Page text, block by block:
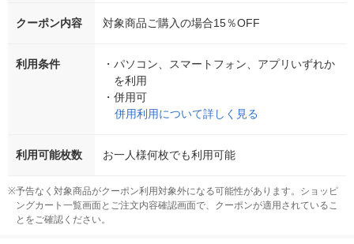
クーポン内容 対象商品ご購入の場合15％OFF
利用条件 ・ パソコン、スマートフォン、アプリいずれか
を利用
・ 併用可
併用利用について詳しく見る
利用可能枚数 お一人様何枚でも利用可能
※予告なく対象商品がクーポン利用対象外になる可能性があります。ショッピ
ングカート一覧画面とご注文内容確認画面で、クーポンが適用されているこ
とをご確認ください。